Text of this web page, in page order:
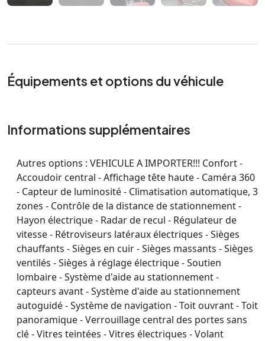
Équipements et options du véhicule
Informations supplémentaires
Autres options : VEHICULE A IMPORTER!!! Confort -
Accoudoir central - Affichage tête haute - Caméra 360
- Capteur de luminosité - Climatisation automatique, 3
zones - Contrôle de la distance de stationnement -
Hayon électrique - Radar de recul - Régulateur de
vitesse - Rétroviseurs latéraux électriques - Sièges
chauffants - Sièges en cuir - Sièges massants - Sièges
ventilés - Sièges à réglage électrique - Soutien
lombaire - Système d'aide au stationnement -
capteurs avant - Système d'aide au stationnement
autoguidé - Système de navigation - Toit ouvrant - Toit
panoramique - Verrouillage central des portes sans
clé - Vitres teintées - Vitres électriques - Volant